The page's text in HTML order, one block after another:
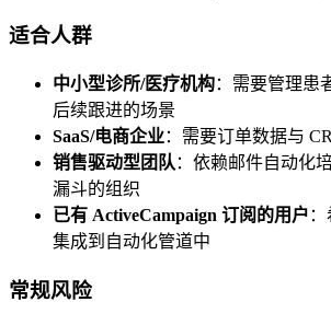
适合人群
中小型诊所/医疗机构：需要管理患
后续跟进的场景
SaaS/电商企业：需要订单数据与
销售驱动型团队 ：依赖邮件自动化
漏斗的组织
已有 ActiveCampaign 订阅的用户
集成到自动化管道中
常规风险